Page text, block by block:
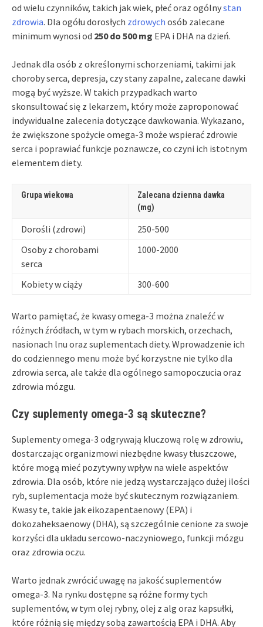
od wielu czynników, takich jak wiek, płeć oraz ogólnystan
zdrowia. Dla ogółu dorosłych zdrowych osób zalecane
minimum wynosi od 250 do 500 mg EPA i DHA na dzień.
Jednak dla osób z określonymi schorzeniami, takimi jak
choroby serca, depresja, czy stany zapalne, zalecane dawki
mogą być wyższe. W takich przypadkach warto
skonsultować się z lekarzem, który może zaproponować
indywidualne zalecenia dotyczące dawkowania. Wykazano,
że zwiększone spożycie omega-3 może wspierać zdrowie
serca i poprawiać funkcje poznawcze, co czyni ich istotnym
elementem diety.
Grupa wiekowa
Zalecana dzienna dawka
(mg)
Dorośli (zdrowi)
250-500
Osoby z chorobami
serca
1000-2000
Kobiety w ciąży 300-600
Warto pamiętać, że kwasy omega-3 można znaleźć w
różnych źródłach, w tym w rybach morskich, orzechach,
nasionach lnu oraz suplementach diety. Wprowadzenie ich
do codziennego menu może być korzystne nie tylko dla
zdrowia serca, ale także dla ogólnego samopoczucia oraz
zdrowia mózgu.
Czy suplementy omega-3 są skuteczne?
Suplementy omega-3 odgrywają kluczową rolę w zdrowiu,
dostarczając organizmowi niezbędne kwasy tłuszczowe,
które mogą mieć pozytywny wpływ na wiele aspektów
zdrowia. Dla osób, które nie jedzą wystarczająco dużej ilości
ryb, suplementacja może być skutecznym rozwiązaniem.
Kwasy te, takie jak eikozapentaenowy (EPA) i
dokozaheksaenowy (DHA), są szczególnie cenione za swoje
korzyści dla układu sercowo-naczyniowego, funkcji mózgu
oraz zdrowia oczu.
Warto jednak zwrócić uwagę na jakość suplementów
omega-3. Na rynku dostępne są różne formy tych
suplementów, w tym olej rybny, olej z alg oraz kapsułki,
które różnią się między sobą zawartością EPA i DHA. Aby